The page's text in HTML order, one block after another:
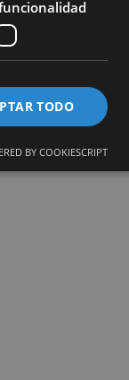
TODO
Este tipo
de Google
BY COOKIESCRIPT